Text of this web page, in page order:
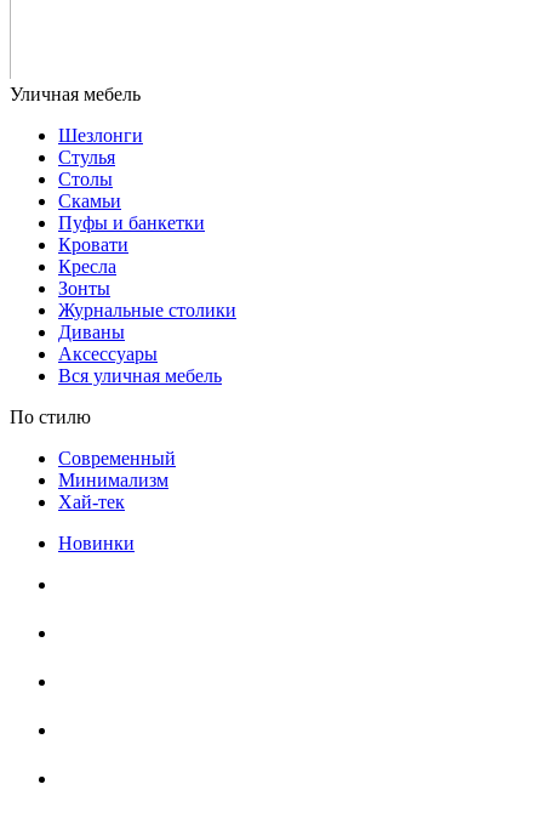
Шезлонги
Стулья
Столы
Скамьи
Пуфы и банкетки
Кровати
Кресла
Зонты
Журнальные столики
Диваны
Аксессуары